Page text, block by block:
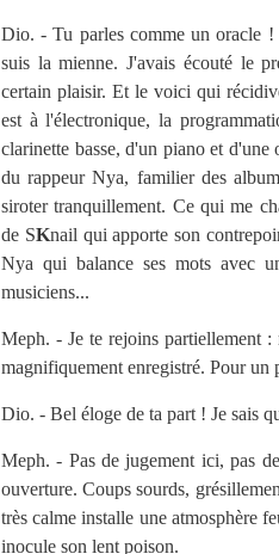
Dio. - Tu parles comme un oracle
suis la mienne. J'avais écouté le
certain plaisir. Et le voici qui
est à l'électronique, la
clarinette basse, d'un piano et
du rappeur Nya, familier des
siroter tranquillement. Ce qui me
de SKnail qui apporte son
Nya qui balance ses mots avec
musiciens...
Meph. - Je te rejoins partiellement
magnifiquement enregistré. Pour un
Dio. - Bel éloge de ta part ! Je sais
Meph. - Pas de jugement ici, pas
ouverture. Coups sourds,
très calme installe une atmosphère
inocule son lent poison.